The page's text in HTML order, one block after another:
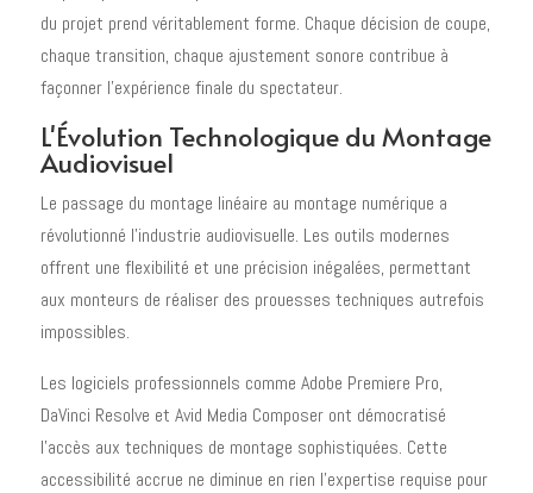
du projet prend véritablement forme. Chaque décision de coupe,
chaque transition, chaque ajustement sonore contribue à
façonner l'expérience finale du spectateur.
L'Évolution Technologique du Montage
Audiovisuel
Le passage du montage linéaire au montage numérique a
révolutionné l'industrie audiovisuelle. Les outils modernes
offrent une flexibilité et une précision inégalées, permettant
aux monteurs de réaliser des prouesses techniques autrefois
impossibles.
Les logiciels professionnels comme Adobe Premiere Pro,
DaVinci Resolve et Avid Media Composer ont démocratisé
l'accès aux techniques de montage sophistiquées. Cette
accessibilité accrue ne diminue en rien l'expertise requise pour